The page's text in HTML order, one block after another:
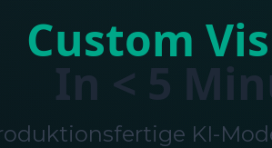
Custom
In < 5
KI-